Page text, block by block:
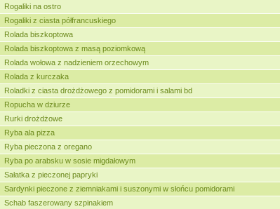
Rogaliki na ostro
Rogaliki z ciasta półfrancuskiego
Rolada biszkoptowa
Rolada biszkoptowa z masą poziomkową
Rolada wołowa z nadzieniem orzechowym
Rolada z kurczaka
Roladki z ciasta drożdżowego z pomidorami i salami bd
Ropucha w dziurze
Rurki drożdżowe
Ryba ala pizza
Ryba pieczona z oregano
Ryba po arabsku w sosie migdałowym
Sałatka z pieczonej papryki
Sardynki pieczone z ziemniakami i suszonymi w słońcu pomidorami
Schab faszerowany szpinakiem